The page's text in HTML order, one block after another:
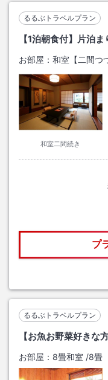
るるぶトラベルプラン
【1泊朝食付】片泊
お部屋： 和室【二間つ
和室二間続き
プ
るるぶトラベルプラン
【お魚お野菜好きな
お部屋： 8畳和室 /8畳